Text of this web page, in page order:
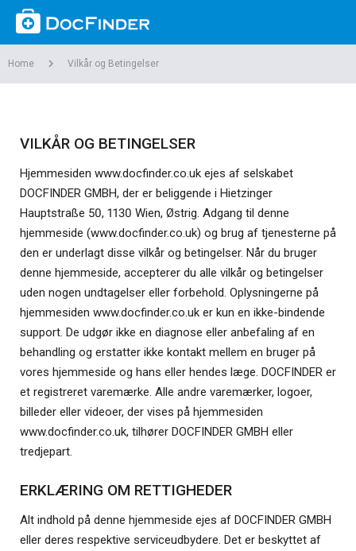
Home Vilkår og Betingelser
VILKÅR OG BETINGELSER
Hjemmesiden www.docfinder.co.uk ejes af selskabet
DOCFINDER GMBH, der er beliggende i Hietzinger
Hauptstraße 50, 1130 Wien, Østrig. Adgang til denne
hjemmeside (www.docfinder.co.uk) og brug af tjenesterne på
den er underlagt disse vilkår og betingelser. Når du bruger
denne hjemmeside, accepterer du alle vilkår og betingelser
uden nogen undtagelser eller forbehold. Oplysningerne på
hjemmesiden www.docfinder.co.uk er kun en ikke-bindende
support. De udgør ikke en diagnose eller anbefaling af en
behandling og erstatter ikke kontakt mellem en bruger på
vores hjemmeside og hans eller hendes læge. DOCFINDER er
et registreret varemærke. Alle andre varemærker, logoer,
billeder eller videoer, der vises på hjemmesiden
www.docfinder.co.uk, tilhører DOCFINDER GMBH eller
tredjepart.
ERKLÆRING OM RETTIGHEDER
Alt indhold på denne hjemmeside ejes af DOCFINDER GMBH
eller deres respektive serviceudbydere. Det er beskyttet af